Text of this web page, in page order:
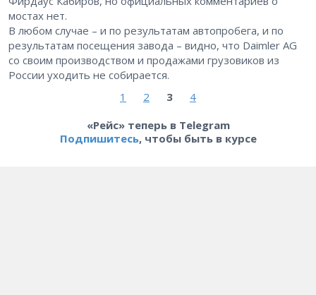
мостах нет.
В любом случае – и по результатам автопробега, и по
результатам посещения завода – видно, что Daimler AG
со своим производством и продажами грузовиков из
России уходить не собирается.
1
2 3
4
«Рейс» теперь в Telegram
Подпишитесь, чтобы быть в курсе